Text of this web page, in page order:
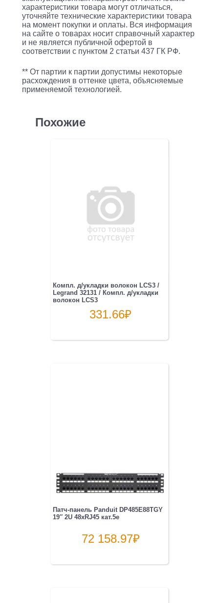
1U-
12LCUD50
/
ITK
кросс
укомплектованный
(duplex)
характеристики товара могут отличаться,
уточняйте технические характеристики товара
на момент покупки и оплаты. Вся информация
на сайте о товарах носит справочный характер
и не является публичной офертой в
соответствии с пунктом 2 статьи 437 ГК РФ.
** От партии к партии допустимы некоторые
расхождения в оттенке цвета, объясняемые
применяемой технологией.
Похожие
Компл. д/укладки волокон LCS3 /
Legrand 32131 / Компл. д/укладки
волокон LCS3
331.66₽
Патч-панель Panduit DP485E88TGY
19″ 2U 48xRJ45 кат.5e
72 158.97₽